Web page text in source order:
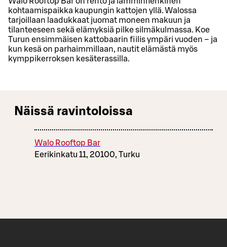
kohtaamispaikka kaupungin kattojen yllä. Walossa
tarjoillaan laadukkaat juomat moneen makuun ja
tilanteeseen sekä elämyksiä pilke silmäkulmassa. Koe
Turun ensimmäisen kattobaarin fiilis ympäri vuoden – ja
kun kesä on parhaimmillaan, nautit elämästä myös
kymppikerroksen kesäterassilla.
Näissä ravintoloissa
Walo Rooftop Bar
Eerikinkatu 11, 20100, Turku